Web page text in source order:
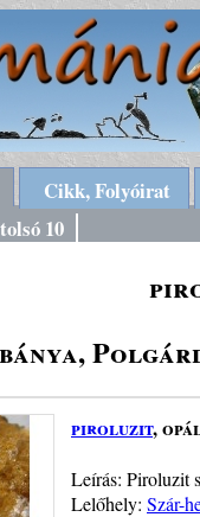
Cikk, Folyóirat
10
piroluzit,
Leírás: Piroluzit
Lelőhely: Szár-